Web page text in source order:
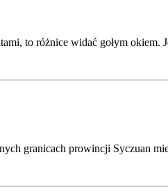
to różnice widać gołym okiem.
granicach prowincji Syczuan